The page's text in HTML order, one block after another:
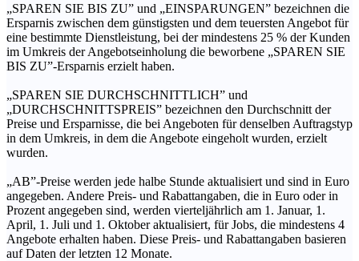
„SPAREN SIE BIS ZU” und „EINSPARUNGEN” bezeichnen die
Ersparnis zwischen dem günstigsten und dem teuersten Angebot für
eine bestimmte Dienstleistung, bei der mindestens 25 % der Kunden
im Umkreis der Angebotseinholung die beworbene „SPAREN SIE
BIS ZU”-Ersparnis erzielt haben.
„SPAREN SIE DURCHSCHNITTLICH” und
„DURCHSCHNITTSPREIS” bezeichnen den Durchschnitt der
Preise und Ersparnisse, die bei Angeboten für denselben Auftragstyp
in dem Umkreis, in dem die Angebote eingeholt wurden, erzielt
wurden.
„AB”-Preise werden jede halbe Stunde aktualisiert und sind in Euro
angegeben. Andere Preis- und Rabattangaben, die in Euro oder in
Prozent angegeben sind, werden vierteljährlich am 1. Januar, 1.
April, 1. Juli und 1. Oktober aktualisiert, für Jobs, die mindestens 4
Angebote erhalten haben. Diese Preis- und Rabattangaben basieren
auf Daten der letzten 12 Monate.